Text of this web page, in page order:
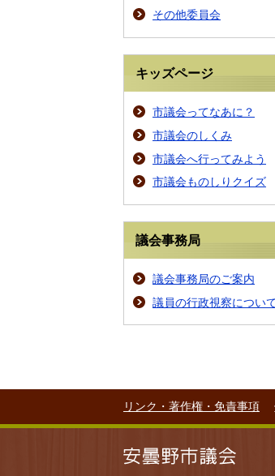
その他委員会
キッズページ
市議会ってなあに？
市議会のしくみ
市議会へ行ってみよう
市議会ものしりクイズ
議会事務局
議会事務局のご案内
議員の行政視察につい
リンク・著作権・免責事項